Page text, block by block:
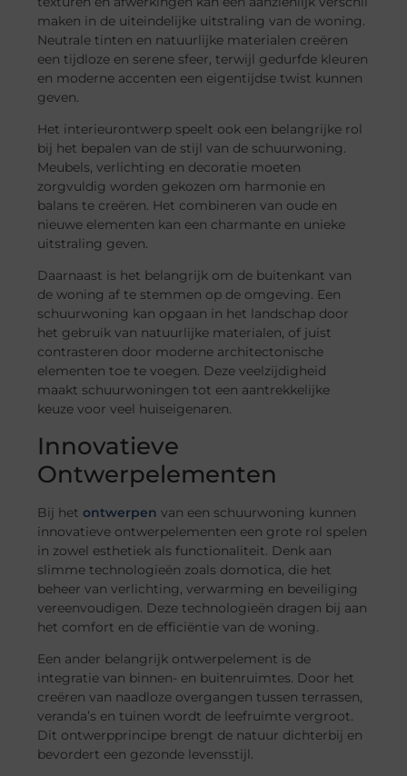
maken in de uiteindelijke uitstraling van de woning.
Neutrale tinten en natuurlijke materialen creëren
een tijdloze en serene sfeer, terwijl gedurfde kleuren
en moderne accenten een eigentijdse twist kunnen
geven.
Het interieurontwerp speelt ook een belangrijke rol
bij het bepalen van de stijl van de schuurwoning.
Meubels, verlichting en decoratie moeten
zorgvuldig worden gekozen om harmonie en
balans te creëren. Het combineren van oude en
nieuwe elementen kan een charmante en unieke
uitstraling geven.
Daarnaast is het belangrijk om de buitenkant van
de woning af te stemmen op de omgeving. Een
schuurwoning kan opgaan in het landschap door
het gebruik van natuurlijke materialen, of juist
contrasteren door moderne architectonische
elementen toe te voegen. Deze veelzijdigheid
maakt schuurwoningen tot een aantrekkelijke
keuze voor veel huiseigenaren.
Innovatieve
Ontwerpelementen
Bij het ontwerpen van een schuurwoning kunnen
innovatieve ontwerpelementen een grote rol spelen
in zowel esthetiek als functionaliteit. Denk aan
slimme technologieën zoals domotica, die het
beheer van verlichting, verwarming en beveiliging
vereenvoudigen. Deze technologieën dragen bij aan
het comfort en de efficiëntie van de woning.
Een ander belangrijk ontwerpelement is de
integratie van binnen- en buitenruimtes. Door het
creëren van naadloze overgangen tussen terrassen,
veranda’s en tuinen wordt de leefruimte vergroot.
Dit ontwerpprincipe brengt de natuur dichterbij en
bevordert een gezonde levensstijl.